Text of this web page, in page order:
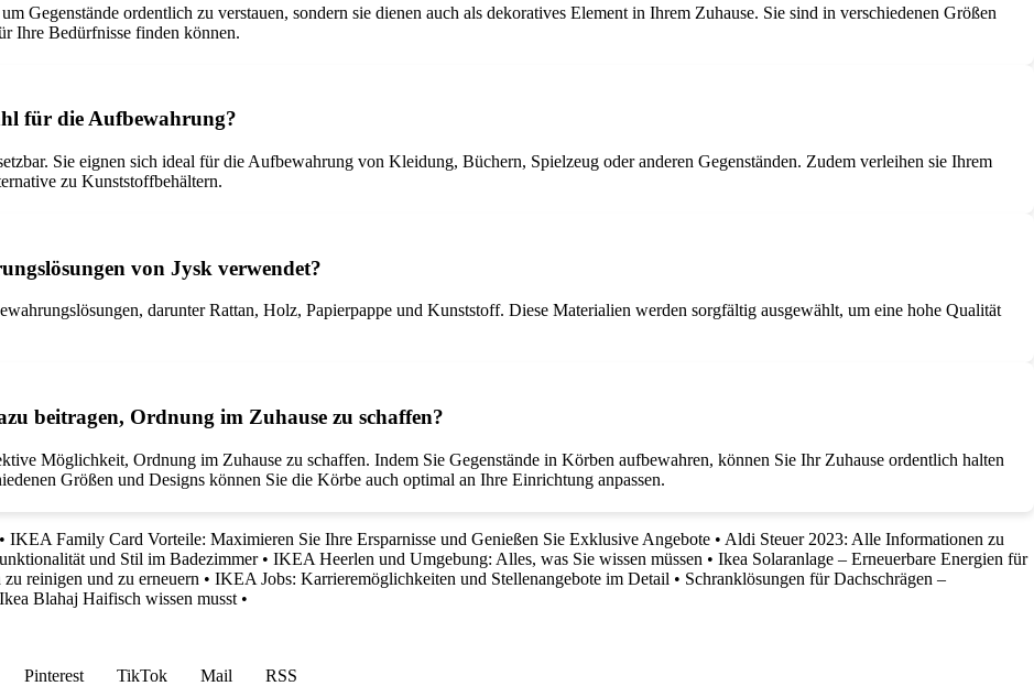
Gegenstände ordentlich zu verstauen, sondern sie dienen auch als dekoratives Element in Ihrem Zuhause. Sie sind in verschiedenen Größen
Ihre Bedürfnisse finden können.
für die Aufbewahrung?
Sie eignen sich ideal für die Aufbewahrung von Kleidung, Büchern, Spielzeug oder anderen Gegenständen. Zudem verleihen sie Ihrem
zu Kunststoffbehältern.
von Jysk verwendet?
darunter Rattan, Holz, Papierpappe und Kunststoff. Diese Materialien werden sorgfältig ausgewählt, um eine hohe Qualität
beitragen, Ordnung im Zuhause zu schaffen?
Möglichkeit, Ordnung im Zuhause zu schaffen. Indem Sie Gegenstände in Körben aufbewahren, können Sie Ihr Zuhause ordentlich halten
Größen und Designs können Sie die Körbe auch optimal an Ihre Einrichtung anpassen.
• IKEA Family Card Vorteile: Maximieren Sie Ihre Ersparnisse und Genießen Sie Exklusive Angebote • Aldi Steuer 2023: Alle Informationen zu
und Stil im Badezimmer• IKEA Heerlen und Umgebung: Alles, was Sie wissen müssen • Ikea Solaranlage – Erneuerbare Energien für
reinigen und zu erneuern • IKEA Jobs: Karrieremöglichkeiten und Stellenangebote im Detail • Schranklösungen für Dachschrägen –
Blahaj Haifisch wissen musst •
Pinterest TikTok Mail
RSS